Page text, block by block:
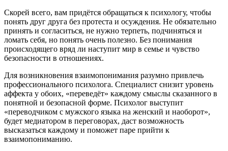
Скорей всего, вам придётся обращаться к психологу, чтобы
понять друг друга без протеста и осуждения. Не обязательно
принять и согласиться, не нужно терпеть, подчиняться и
ломать себя, но понять очень полезно. Без понимания
происходящего вряд ли наступит мир в семье и чувство
безопасности в отношениях.
Для возникновения взаимопонимания разумно привлечь
профессионального психолога. Специалист снизит уровень
аффекта у обоих, «переведёт» каждому смыслы сказанного в
понятной и безопасной форме. Психолог выступит
«переводчиком с мужского языка на женский и наоборот»,
будет медиатором в переговорах, даст возможность
высказаться каждому и поможет паре прийти к
взаимопониманию.